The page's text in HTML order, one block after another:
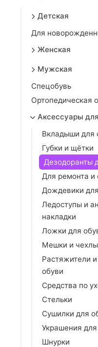
Детская
Для
Женская
Мужская
Спецобувь
Ортопедическая
Аксессуары
Вкладыши для
Губки и щётки
Дезодоранты
Для ремонта и
Дождевики
Ледоступы и
накладки
Ложки для
Мешки и
Растяжители
обуви
Средства по
Стельки
Сушилки для
Украшения
Шнурки